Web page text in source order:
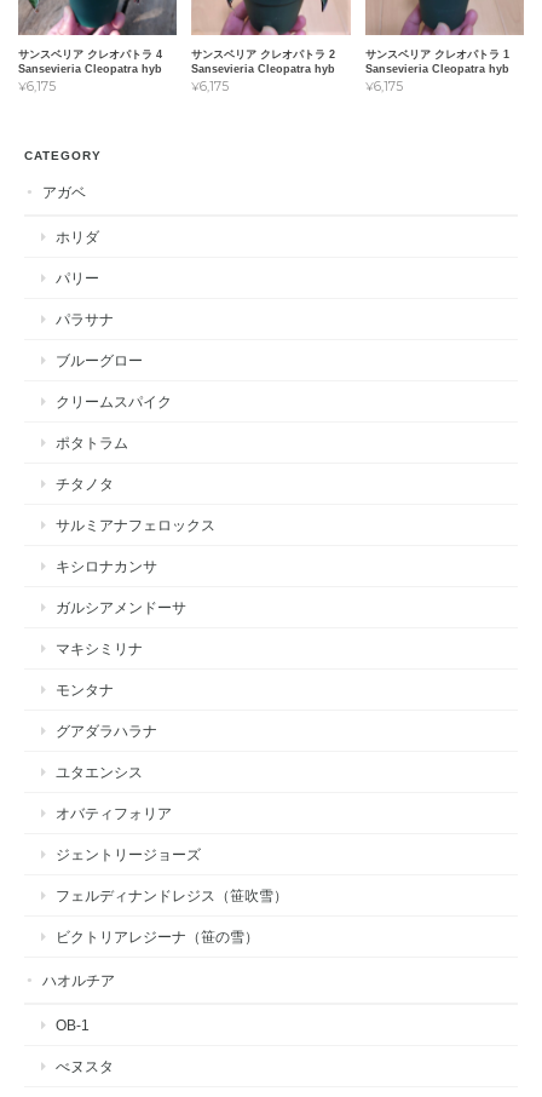
サンスベリア クレオパトラ 4
Sansevieria Cleopatra hyb
¥6,175
サンスベリア クレオパトラ 2
Sansevieria Cleopatra hyb
¥6,175
サンスベリア クレオパトラ 1
Sansevieria Cleopatra hyb
¥6,175
CATEGORY
アガベ
ホリダ
パリー
パラサナ
ブルーグロー
クリームスパイク
ポタトラム
チタノタ
サルミアナフェロックス
キシロナカンサ
ガルシアメンドーサ
マキシミリナ
モンタナ
グアダラハラナ
ユタエンシス
オバティフォリア
ジェントリージョーズ
フェルディナンドレジス（笹吹雪）
ビクトリアレジーナ（笹の雪）
ハオルチア
OB-1
べヌスタ